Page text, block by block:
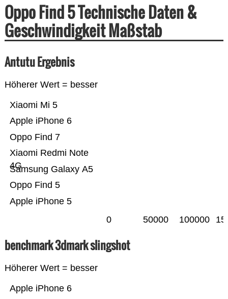
Oppo Find 5 Technische Daten &
Geschwindigkeit Maßstab
Antutu Ergebnis
Höherer Wert = besser
Apple iPhone 5
Oppo Find 5
Samsung Galaxy A5
Xiaomi Redmi Note
4G
Oppo Find 7
Apple iPhone 6
Xiaomi Mi 5
0 50000 100000
benchmark 3dmark slingshot
Höherer Wert = besser
Apple iPhone 6